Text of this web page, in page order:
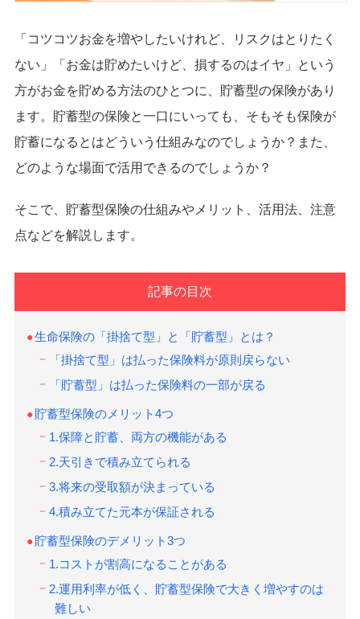
「コツコツお金を増やしたいけれど、リスクはとりたく
ない」「お金は貯めたいけど、損するのはイヤ」という
方がお金を貯める方法のひとつに、貯蓄型の保険があり
ます。貯蓄型の保険と一口にいっても、そもそも保険が
貯蓄になるとはどういう仕組みなのでしょうか？また、
どのような場面で活用できるのでしょうか？
そこで、貯蓄型保険の仕組みやメリット、活用法、注意
点などを解説します。
記事の目次
生命保険の「掛捨て型」と「貯蓄型」とは？
「掛捨て型」は払った保険料が原則戻らない
「貯蓄型」は払った保険料の一部が戻る
貯蓄型保険のメリット4つ
1.保障と貯蓄、両方の機能がある
2.天引きで積み立てられる
3.将来の受取額が決まっている
4.積み立てた元本が保証される
貯蓄型保険のデメリット3つ
1.コストが割高になることがある
2.運用利率が低く、貯蓄型保険で大きく増やすのは
難しい